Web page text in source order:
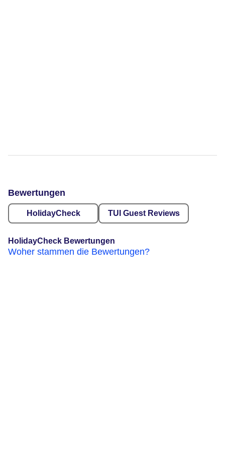
Bewertungen
HolidayCheck TUI Guest Reviews
HolidayCheck Bewertungen
Woher stammen die Bewertungen?